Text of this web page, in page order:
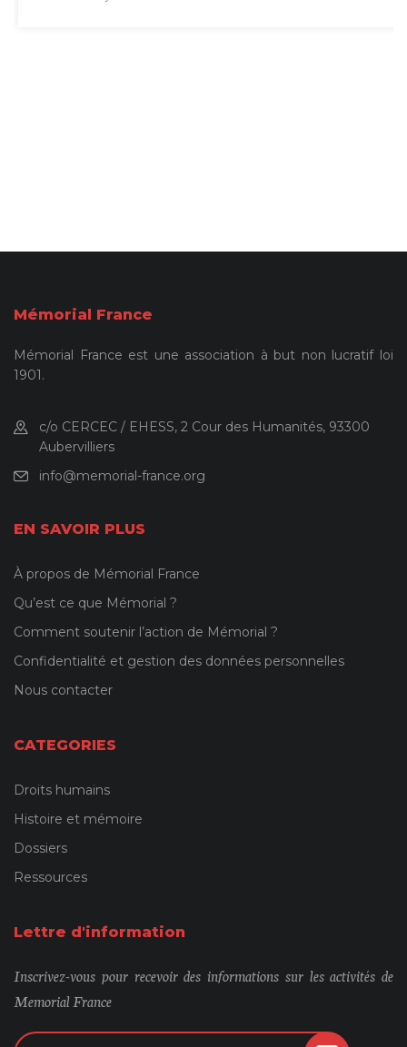
Mémorial France
Mémorial France est une association à but non lucratif loi
1901.
c/o CERCEC / EHESS, 2 Cour des Humanités, 93300
Aubervilliers
info@memorial-france.org
EN SAVOIR PLUS
À propos de Mémorial France
Qu’est ce que Mémorial ?
Comment soutenir l’action de Mémorial ?
Confidentialité et gestion des données personnelles
Nous contacter
CATEGORIES
Droits humains
Histoire et mémoire
Dossiers
Ressources
Lettre d'information
Inscrivez-vous pour recevoir des informations sur les activités de
Memorial France